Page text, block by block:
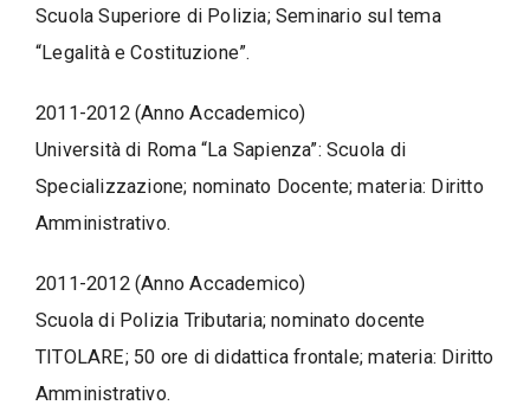
Scuola Superiore di Polizia; Seminario sul tema
“Legalità e Costituzione”.
2011-2012 (Anno Accademico)
Università di Roma “La Sapienza”: Scuola di
Specializzazione; nominato Docente; materia: Diritto
Amministrativo.
2011-2012 (Anno Accademico)
Scuola di Polizia Tributaria; nominato docente
TITOLARE; 50 ore di didattica frontale; materia: Diritto
Amministrativo.